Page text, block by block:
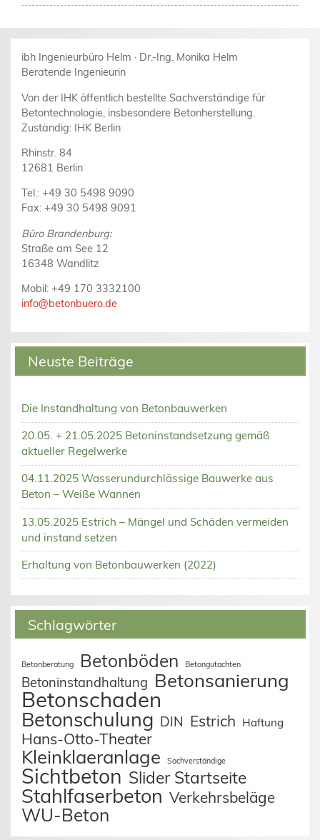
ibh Ingenieurbüro Helm · Dr.-Ing. Monika Helm
Beratende Ingenieurin
Von der IHK öffentlich bestellte Sachverständige für
Betontechnologie, insbesondere Betonherstellung.
Zuständig: IHK Berlin
Rhinstr. 84
12681 Berlin
Tel.: +49 30 5498 9090
Fax: +49 30 5498 9091
Büro Brandenburg:
Straße am See 12
16348 Wandlitz
Mobil: +49 170 3332100
info@betonbuero.de
Neuste Beiträge
Die Instandhaltung von Betonbauwerken
20.05. + 21.05.2025 Betoninstandsetzung gemäß
aktueller Regelwerke
04.11.2025 Wasserundurchlässige Bauwerke aus
Beton – Weiße Wannen
13.05.2025 Estrich – Mängel und Schäden vermeiden
und instand setzen
Erhaltung von Betonbauwerken (2022)
Schlagwörter
Betonberatung Betonböden Betongutachten
Betoninstandhaltung Betonsanierung
Betonschaden
Betonschulung DIN Estrich Haftung
Hans-Otto-Theater
Kleinklaeranlage Sachverständige
Sichtbeton Slider Startseite
Stahlfaserbeton Verkehrsbeläge
WU-Beton